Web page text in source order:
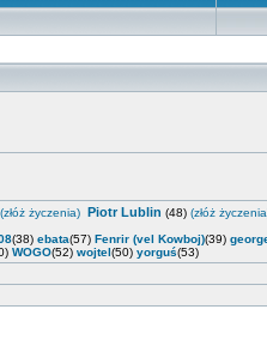
(złóż życzenia) Piotr Lublin (48) (złóż
(38) ebata(57) Fenrir (vel Kowboj)(39)
WOGO(52) wojtel(50) yorguś(53)